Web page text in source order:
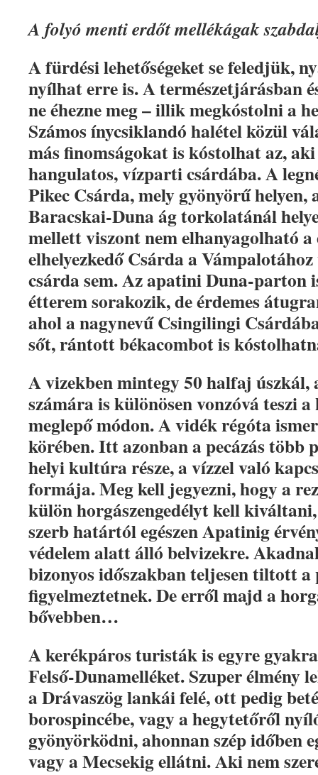
A folyó menti erdőt mellékágak
A fürdési lehetőségeket se feledjük,
nyílhat erre is. A természetjárásban
ne éhezne meg – illik megkóstolni a
Számos ínycsiklandó halétel közül
más finomságokat is kóstolhat az,
hangulatos, vízparti csárdába. A
Pikec Csárda, mely gyönyörű
Baracskai-Duna ág torkolatánál
mellett viszont nem elhanyagolható
elhelyezkedő Csárda a
csárda sem. Az apatini Duna-parton
étterem sorakozik, de érdemes
ahol a nagynevű Csingilingi
sőt, rántott békacombot is
A vizekben mintegy 50 halfaj
számára is különösen vonzóvá teszi
meglepő módon. A vidék régóta
körében. Itt azonban a pecázás több
helyi kultúra része, a vízzel való
formája. Meg kell jegyezni, hogy a
külön horgászengedélyt kell
szerb határtól egészen Apatinig
védelem alatt álló belvizekre.
bizonyos időszakban teljesen tiltott a
figyelmeztetnek. De erről majd a
bővebben…
A kerékpáros turisták is egyre
Felső-Dunamelléket. Szuper élmény
a Drávaszög lankái felé, ott pedig
borospincébe, vagy a hegytetőről
gyönyörködni, ahonnan szép időben
vagy a Mecsekig ellátni. Aki nem